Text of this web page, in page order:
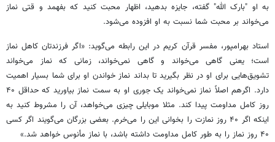
به او "بارک الله" گفته، جایزه بدهید، اظهار محبت کنید که بفهمد و قتی نماز
می‌خواند بر محبت شما نسبت به او افزوده می‌شود.
استاد بهرامپور، مفسر قرآن کریم در این رابطه می‌گوید: «اگر فرزندتان کاهل نماز
است؛ یعنی گاهی می‌خواند و گاهی نمی‌خواند، زمانی که نماز می‌خواند
تشویق‌هایی برای او در نظر بگیرید تا بداند نماز خواندن او برای شما بسیار اهمیت
دارد. اگرهم اصلاً نماز نمی‌خواند یک جوری او به سمت نماز بیاورید که حداقل ۴۰
روز کامل مداومت پیدا کند. مثلا موبایلی چیزی می‌خواهد، آن را مشروط کنید به
اینکه اگر ۴۰ روز نمازت را بخوانی این را می‌خرم. بعضی بزرگان می‌گویند اگر کسی
۴۰ روز نماز را به طور کامل مداومت داشته باشد، با نماز مأنوس خواهد شد.»